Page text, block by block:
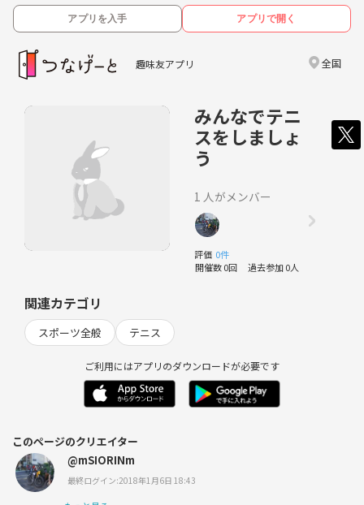
アプリを入手 アプリで開く
趣味友アプリ 全国
みんなでテニ
スをしましょ
う
1 人がメンバー
評価 0件
開催数 0回 過去参加 0人
関連カテゴリ
スポーツ全般 テニス
ご利用にはアプリのダウンロードが必要です
このページのクリエイター
@mSIORINm
最終ログイン:2018年1月6日 18:43